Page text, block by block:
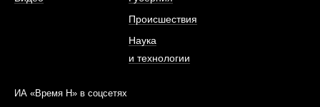
Происшествия
Наука
и технологии
ИА «Время Н» в соцсетях